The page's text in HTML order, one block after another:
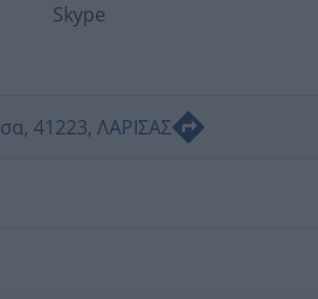
Skype
41223, ΛΑΡΙΣΑΣ